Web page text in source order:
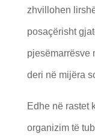
zhvillohen
posaçërisht
pjesëmarrësve
deri në mijëra
Edhe në rastet
organizim të